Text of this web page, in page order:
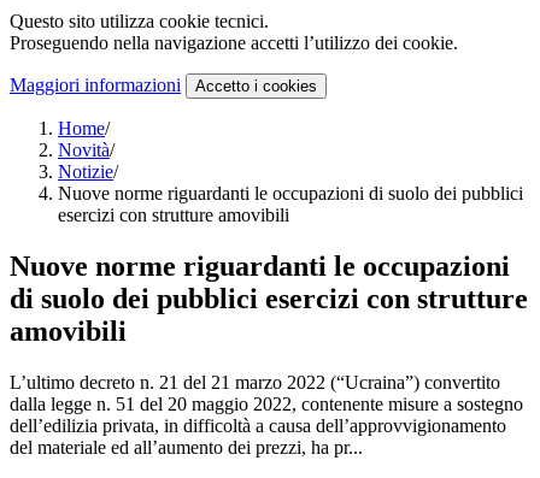
Questo sito utilizza cookie tecnici.
Proseguendo nella navigazione accetti l’utilizzo dei cookie.
Maggiori informazioni Accetto i cookies
Home/
Novità/
Notizie/
Nuove norme riguardanti le occupazioni di suolo dei pubblici
esercizi con strutture amovibili
Nuove norme riguardanti le occupazioni
di suolo dei pubblici esercizi con strutture
amovibili
L’ultimo decreto n. 21 del 21 marzo 2022 (“Ucraina”) convertito
dalla legge n. 51 del 20 maggio 2022, contenente misure a sostegno
dell’edilizia privata, in difficoltà a causa dell’approvvigionamento
del materiale ed all’aumento dei prezzi, ha pr...